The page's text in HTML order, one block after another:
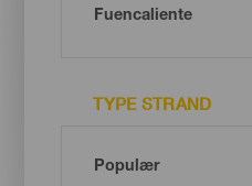
TYPE STRAND